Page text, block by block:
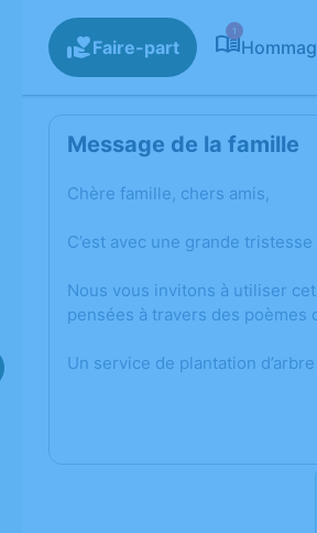
Faire-part
1
Message de la famille
Chère famille, chers amis,
C’est avec une grande
Nous vous invitons à utiliser
pensées à travers des poèmes
Un service de plantation